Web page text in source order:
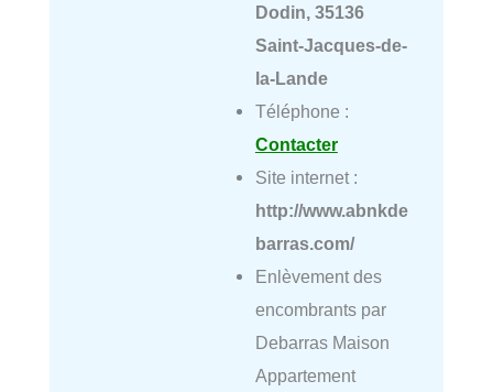
Dodin, 35136
Saint-Jacques-de-
la-Lande
Téléphone :
Contacter
Site internet :
http://www.abnkde
barras.com/
Enlèvement des
encombrants par
Debarras Maison
Appartement